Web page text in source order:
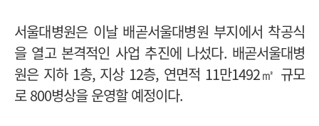
서울대병원은 이날 배곧서울대병원 부지에서 착공식
을 열고 본격적인 사업 추진에 나섰다. 배곧서울대병
원은 지하 1층, 지상 12층, 연면적 11만1492㎡ 규모
로 800병상을 운영할 예정이다.